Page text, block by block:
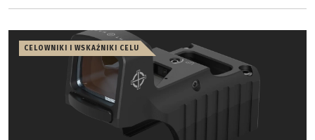
CELOWNIKI I WSKAŹNIKI CELU